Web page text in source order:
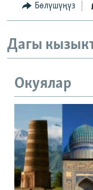
Бөлүшүңүз
Дагы
Окуялар